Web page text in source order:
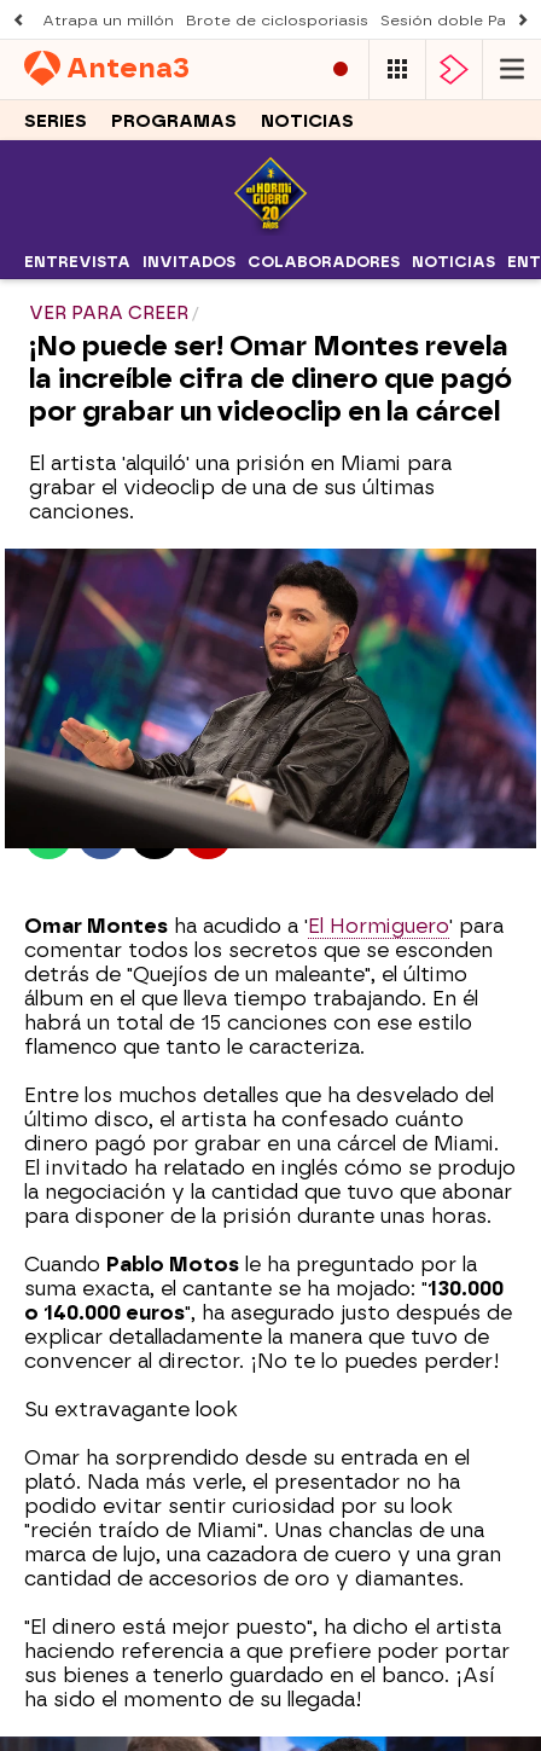
Atrapa un millón Brote de ciclosporiasis Sesión doble
Antena3
SERIES PROGRAMAS NOTICIAS
ENTREVISTA INVITADOS COLABORADORES NOTICIAS
VER PARA CREER
¡No puede ser! Omar Montes revela
la increíble cifra de dinero que pagó
por grabar un videoclip en la cárcel
El artista 'alquiló' una prisión en Miami para
grabar el videoclip de una de sus últimas
canciones.
El Hormiguero
Madrid
Publicado:28 de noviembre de 2022, 22:39
WhatsappFacebook Flipboard
Omar Montes ha acudido a ' El Hormiguero' para
comentar todos los secretos que se esconden
detrás de "Quejíos de un maleante", el último
álbum en el que lleva tiempo trabajando. En él
habrá un total de 15 canciones con ese estilo
flamenco que tanto le caracteriza.
Entre los muchos detalles que ha desvelado del
último disco, el artista ha confesado cuánto
dinero pagó por grabar en una cárcel de Miami.
El invitado ha relatado en inglés cómo se produjo
la negociación y la cantidad que tuvo que abonar
para disponer de la prisión durante unas horas.
Cuando Pablo Motos le ha preguntado por la
suma exacta, el cantante se ha mojado: "130.000
o 140.000 euros", ha asegurado justo después de
explicar detalladamente la manera que tuvo de
convencer al director. ¡No te lo puedes perder!
Su extravagante look
Omar ha sorprendido desde su entrada en el
plató. Nada más verle, el presentador no ha
podido evitar sentir curiosidad por su look
"recién traído de Miami". Unas chanclas de una
marca de lujo, una cazadora de cuero y una gran
cantidad de accesorios de oro y diamantes.
"El dinero está mejor puesto", ha dicho el artista
haciendo referencia a que prefiere poder portar
sus bienes a tenerlo guardado en el banco. ¡Así
ha sido el momento de su llegada!